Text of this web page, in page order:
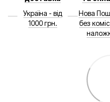
Україна - від
1000 грн.
Нова
без